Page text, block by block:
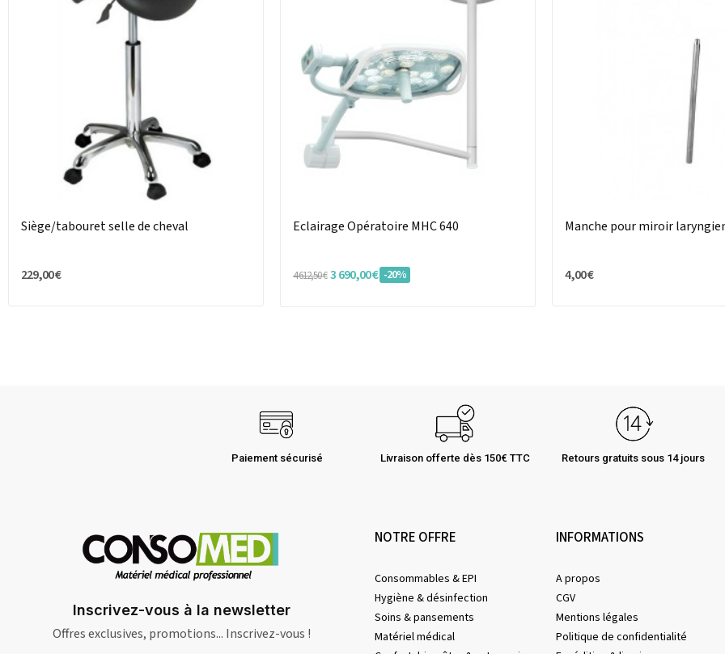
Siège/tabouret selle de cheval
229,00 €
Eclairage Opératoire MHC 640
4 612,50 €3 690,00 € -20%
Manche pour miroir
4,00 €
Paiement sécurisé Livraison offerte dès 150€ TTC Retours gratuits sous 14 jours
Inscrivez-vous à la newsletter
Offres exclusives, promotions... Inscrivez-vous !
NOTRE OFFRE
Consommables & EPI
Hygiène & désinfection
Soins & pansements
Matériel médical
INFORMATIONS
A propos
CGV
Mentions légales
Politique de confidentialité